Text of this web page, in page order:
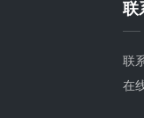
联
联
在